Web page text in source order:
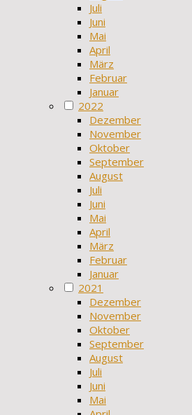
Juli
Juni
Mai
April
März
Februar
Januar
2022
Dezember
November
Oktober
September
August
Juli
Juni
Mai
April
März
Februar
Januar
2021
Dezember
November
Oktober
September
August
Juli
Juni
Mai